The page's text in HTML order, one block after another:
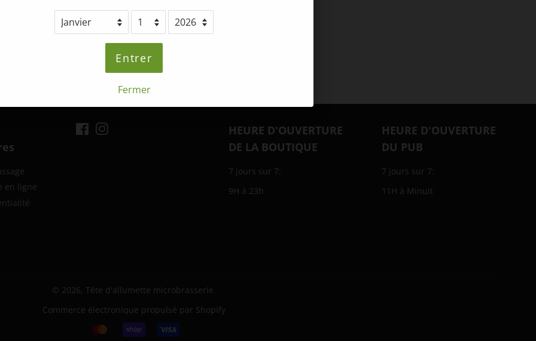
Partager ce produit
en ligne
Facebook
HEURE D'OUVERTURE
DE LA BOUTIQUE
7 jours sur 7:
9H à 23h
HEURE D'OUVERTURE
DU PUB
7 jours sur 7:
11H à Minuit
© 2026, Tête d'allumette microbrasserie.
Commerce électronique propulsé par Shopify
Icônes
Entrer
Fermer